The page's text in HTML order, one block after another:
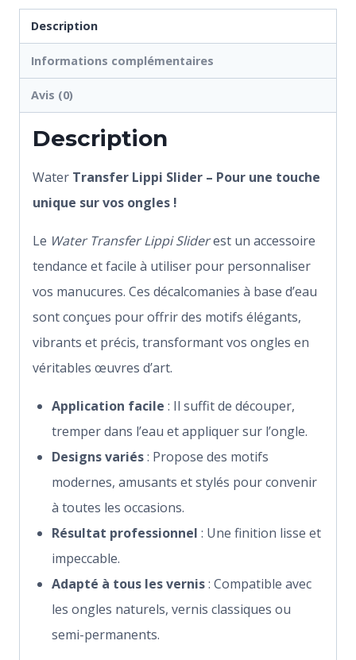
Description
Informations complémentaires
Avis (0)
Description
Water Transfer Lippi Slider – Pour une touche
unique sur vos ongles !
Le Water Transfer Lippi Sliderest un accessoire
tendance et facile à utiliser pour personnaliser
vos manucures. Ces décalcomanies à base d’eau
sont conçues pour offrir des motifs élégants,
vibrants et précis, transformant vos ongles en
véritables œuvres d’art.
Application facile : Il suffit de découper,
tremper dans l’eau et appliquer sur l’ongle.
Designs variés: Propose des motifs
modernes, amusants et stylés pour convenir
à toutes les occasions.
Résultat professionnel : Une finition lisse et
impeccable.
Adapté à tous les vernis: Compatible avec
les ongles naturels, vernis classiques ou
semi-permanents.